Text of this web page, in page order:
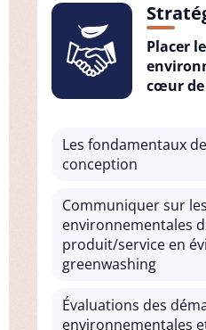
Placer
cœur de
Les fondamentaux de
conception
Communiquer sur
environnementales
produit/service en
greenwashing
Évaluations des
environnementales